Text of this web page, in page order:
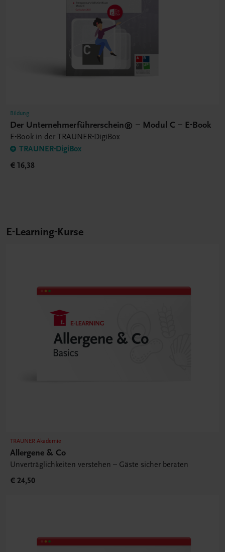
Bildung
Der Unternehmerführerschein® – Modul C – E-Book
E-Book in der TRAUNER-DigiBox
TRAUNER-DigiBox
€ 16,38
E-Learning-Kurse
TRAUNER Akademie
Allergene & Co
Unverträglichkeiten verstehen – Gäste sicher beraten
€ 24,50